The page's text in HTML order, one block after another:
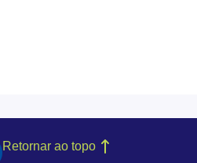
Retornar ao topo